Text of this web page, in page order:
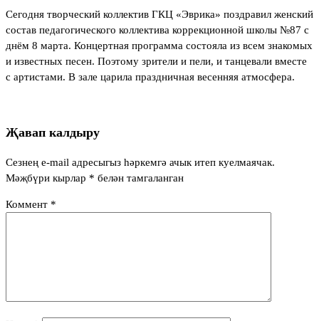
Сегодня творческий коллектив ГКЦ «Эврика» поздравил женский
состав педагогического коллектива коррекционной школы №87 с
днём 8 марта. Концертная программа состояла из всем знакомых
и известных песен. Поэтому зрители и пели, и танцевали вместе
с артистами. В зале царила праздничная весенняя атмосфера.
Җавап калдыру
Сезнең e-mail адресыгыз һәркемгә ачык итеп куелмаячак.
Мәҗбүри кырлар * белән тамгаланган
Коммент *